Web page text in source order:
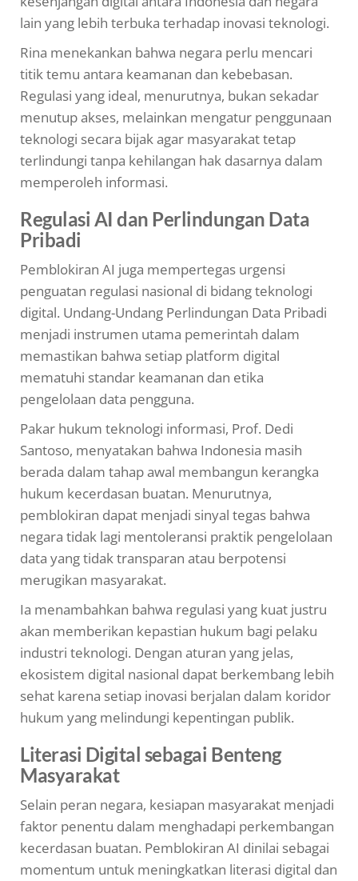
lain yang lebih terbuka terhadap inovasi teknologi.
Rina menekankan bahwa negara perlu mencari
titik temu antara keamanan dan kebebasan.
Regulasi yang ideal, menurutnya, bukan sekadar
menutup akses, melainkan mengatur penggunaan
teknologi secara bijak agar masyarakat tetap
terlindungi tanpa kehilangan hak dasarnya dalam
memperoleh informasi.
Regulasi AI dan Perlindungan Data
Pribadi
Pemblokiran AI juga mempertegas urgensi
penguatan regulasi nasional di bidang teknologi
digital. Undang-Undang Perlindungan Data Pribadi
menjadi instrumen utama pemerintah dalam
memastikan bahwa setiap platform digital
mematuhi standar keamanan dan etika
pengelolaan data pengguna.
Pakar hukum teknologi informasi, Prof. Dedi
Santoso, menyatakan bahwa Indonesia masih
berada dalam tahap awal membangun kerangka
hukum kecerdasan buatan. Menurutnya,
pemblokiran dapat menjadi sinyal tegas bahwa
negara tidak lagi mentoleransi praktik pengelolaan
data yang tidak transparan atau berpotensi
merugikan masyarakat.
Ia menambahkan bahwa regulasi yang kuat justru
akan memberikan kepastian hukum bagi pelaku
industri teknologi. Dengan aturan yang jelas,
ekosistem digital nasional dapat berkembang lebih
sehat karena setiap inovasi berjalan dalam koridor
hukum yang melindungi kepentingan publik.
Literasi Digital sebagai Benteng
Masyarakat
Selain peran negara, kesiapan masyarakat menjadi
faktor penentu dalam menghadapi perkembangan
kecerdasan buatan. Pemblokiran AI dinilai sebagai
momentum untuk meningkatkan literasi digital dan